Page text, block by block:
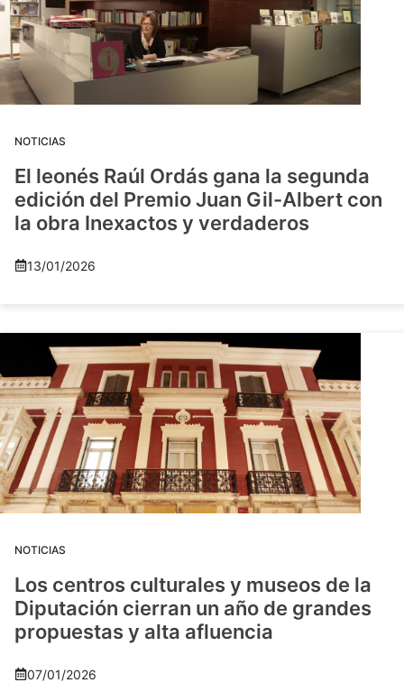
NOTICIAS
El leonés Raúl Ordás gana la segunda
edición del Premio Juan Gil-Albert con
la obra Inexactos y verdaderos
13/01/2026
NOTICIAS
Los centros culturales y museos de la
Diputación cierran un año de grandes
propuestas y alta afluencia
07/01/2026